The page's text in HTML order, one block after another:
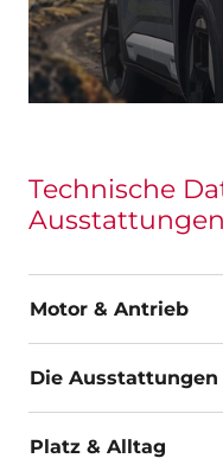
Technische
Motor & Antrieb
Die
Platz & Alltag